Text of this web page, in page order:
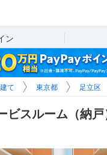
ン
て 東京都 足立区
ビスルーム（納